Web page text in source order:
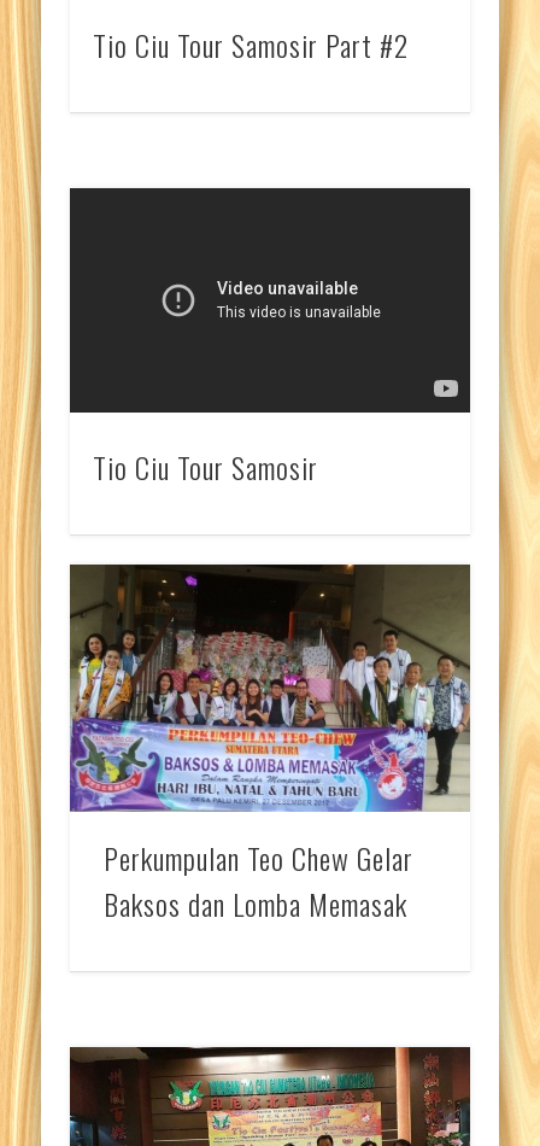
Tio Ciu Tour Samosir Part #2
Tio Ciu Tour Samosir
Perkumpulan Teo Chew Gelar
Baksos dan Lomba Memasak